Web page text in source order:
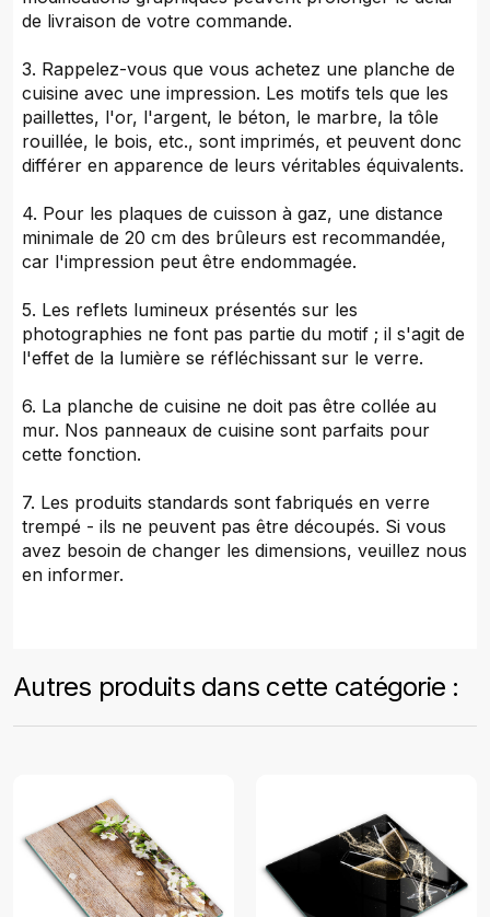
de livraison de votre commande.
3. Rappelez-vous que vous achetez une planche de
cuisine avec une impression. Les motifs tels que les
paillettes, l'or, l'argent, le béton, le marbre, la tôle
rouillée, le bois, etc., sont imprimés, et peuvent donc
différer en apparence de leurs véritables équivalents.
4. Pour les plaques de cuisson à gaz, une distance
minimale de 20 cm des brûleurs est recommandée,
car l'impression peut être endommagée.
5. Les reflets lumineux présentés sur les
photographies ne font pas partie du motif ; il s'agit de
l'effet de la lumière se réfléchissant sur le verre.
6. La planche de cuisine ne doit pas être collée au
mur. Nos panneaux de cuisine sont parfaits pour
cette fonction.
7. Les produits standards sont fabriqués en verre
trempé - ils ne peuvent pas être découpés. Si vous
avez besoin de changer les dimensions, veuillez nous
en informer.
Autres produits dans cette catégorie :